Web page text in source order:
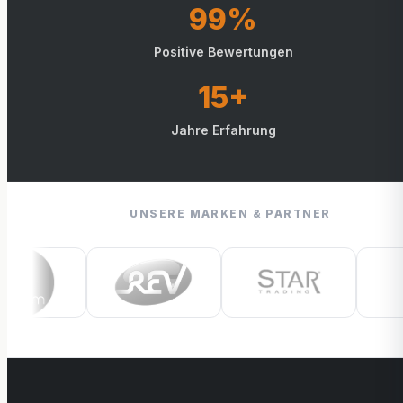
99%
Positive Bewertungen
15+
Jahre Erfahrung
UNSERE MARKEN & PARTNER